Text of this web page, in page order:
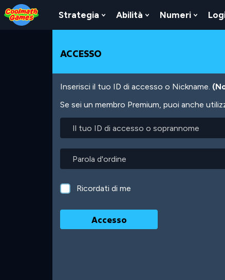
Skip
to
Top
Skip
to
Navigation
Skip
to
Main
Skip
to
Footer
Salta
al
contenuto
Strategia
Show
Submenu
Abilità
Show
Submenu
Numeri
Show
ACCESSO
Inserisci il tuo ID di accesso o Nickname.
Se sei un membro Premium, puoi anche
tuo
di
accesso
o
soprannome
d'ordine
Ricordati di me